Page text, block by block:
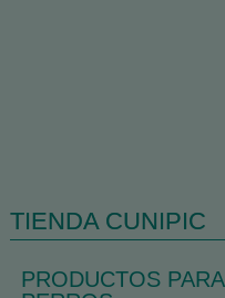
TIENDA CUNIPIC
PRODUCTOS PARA